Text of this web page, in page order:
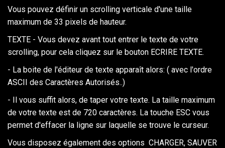
Vous pouvez définir un scrolling verticale d'une taille
maximum de 33 pixels de hauteur.
TEXTE - Vous devez avant tout entrer le texte de votre
scrolling, pour cela cliquez sur le bouton ECRIRE TEXTE.
- La boite de l'éditeur de texte apparaît alors: ( avec l'ordre
ASCII des Caractères Autorisés..)
- Il vous suffit alors, de taper votre texte. La taille maximum
de votre texte est de 720 caractères. La touche ESC vous
permet d'effacer la ligne sur laquelle se trouve le curseur.
Vous disposez également des options CHARGER, SAUVER